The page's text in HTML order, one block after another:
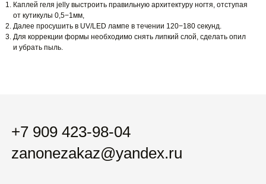
Каплей геля jelly выстроить правильную архитектуру ногтя, отступая
от кутикулы 0,5−1мм,
Далее просушить в UV/LED лампе в течении 120−180 секунд.
Для коррекции формы необходимо снять липкий слой, сделать опил
и убрать пыль.
наборы
uv / led гели
вконтакте
тик-ток
телеграм-канал